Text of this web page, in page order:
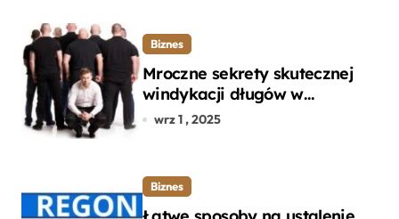
Biznes
Mroczne sekrety skutecznej
windykacji długów w
departamencie windykacji
wrz 1 , 2025
Biznes